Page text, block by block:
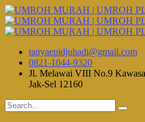
tanyaepidjuhadi@gmail.com
0821-1044-9320
Jl. Melawai VIII No.9
Jak-Sel 12160